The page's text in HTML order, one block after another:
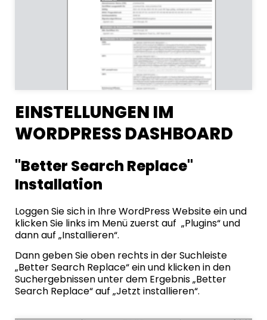
EINSTELLUNGEN IM
WORDPRESS DASHBOARD
"Better Search Replace"
Installation
Loggen Sie sich in Ihre WordPress Website ein und
klicken Sie links im Menü zuerst auf „Plugins“ und
dann auf „Installieren“.
Dann geben Sie oben rechts in der Suchleiste
„Better Search Replace“ ein und klicken in den
Suchergebnissen unter dem Ergebnis „Better
Search Replace“ auf „Jetzt installieren“.